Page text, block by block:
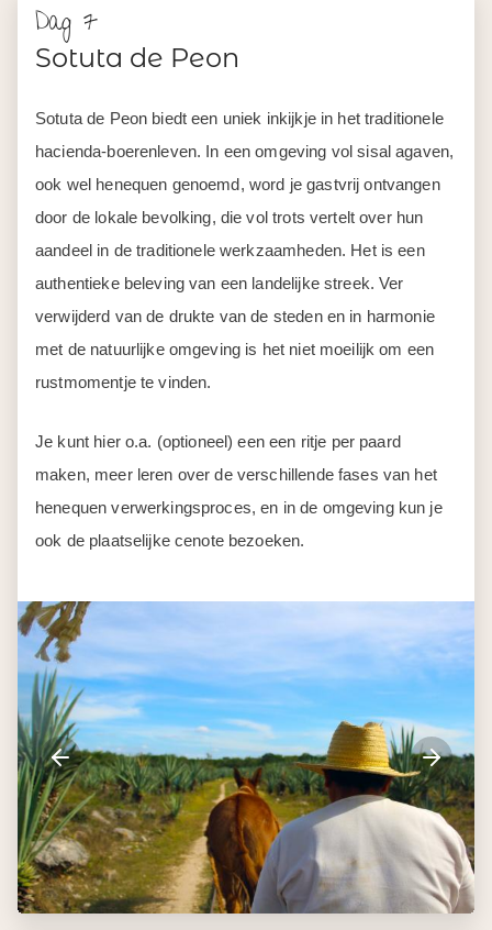
Dag 7
Sotuta de Peon
Sotuta de Peon biedt een uniek inkijkje in het traditionele
hacienda-boerenleven. In een omgeving vol sisal agaven,
ook wel henequen genoemd, word je gastvrij ontvangen
door de lokale bevolking, die vol trots vertelt over hun
aandeel in de traditionele werkzaamheden. Het is een
authentieke beleving van een landelijke streek. Ver
verwijderd van de drukte van de steden en in harmonie
met de natuurlijke omgeving is het niet moeilijk om een
rustmomentje te vinden.
Je kunt hier o.a. (optioneel) een een ritje per paard
maken, meer leren over de verschillende fases van het
henequen verwerkingsproces, en in de omgeving kun je
ook de plaatselijke cenote bezoeken.